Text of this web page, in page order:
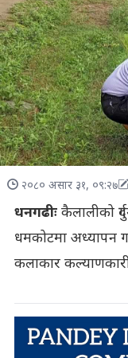
२०८० असार ३१, ०९:२७
धनगढीः कैलालीको
धमकोटमा अध्यापन
कलाकार